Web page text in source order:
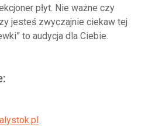
płyt. Nie ważne czy
jesteś zwyczajnie ciekaw tej
to audycja dla Ciebie.